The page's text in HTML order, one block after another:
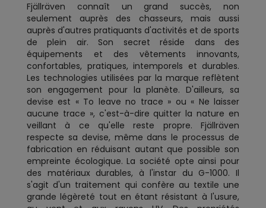
Fjällräven connaît un grand succès, non
seulement auprès des chasseurs, mais aussi
auprès d'autres pratiquants d'activités et de sports
de plein air. Son secret réside dans des
équipements et des vêtements innovants,
confortables, pratiques, intemporels et durables.
Les technologies utilisées par la marque reflètent
son engagement pour la planète. D'ailleurs, sa
devise est « To leave no trace » ou « Ne laisser
aucune trace », c'est-à-dire quitter la nature en
veillant à ce qu'elle reste propre. Fjällräven
respecte sa devise, même dans le processus de
fabrication en réduisant autant que possible son
empreinte écologique. La société opte ainsi pour
des matériaux durables, à l'instar du G-1000. Il
s'agit d'un traitement qui confère au textile une
grande légèreté tout en étant résistant à l'usure,